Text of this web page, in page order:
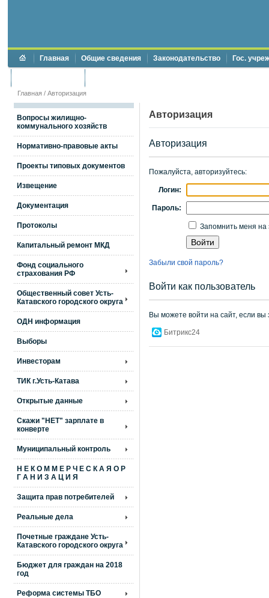
Главная Общие сведения Законодательство Гос.
Главная / Авторизация
Вопросы жилищно-
коммунального хозяйств
Нормативно-правовые акты
Проекты типовых документов
Извещение
Документация
Протоколы
Капитальный ремонт МКД
Фонд социального
страхования РФ
Общественный совет Усть-
Катавского городского округа
ОДН информация
Выборы
Инвесторам
ТИК г.Усть-Катава
Открытые данные
Скажи "НЕТ" зарплате в
конверте
Муниципальный контроль
Н Е К О М М Е Р Ч Е С К А Я О Р
Г А Н И З А Ц И Я
Защита прав потребителей
Реальные дела
Почетные граждане Усть-
Катавского городского округа
Бюджет для граждан на 2018
год
Реформа системы ТБО
Авторизация
Авторизация
Пожалуйста, авторизуйтесь:
Логин:
Пароль:
Запомнить меня на
Забыли свой пароль?
Войти как пользователь
Вы можете войти на сайт, если вы
Битрикс24